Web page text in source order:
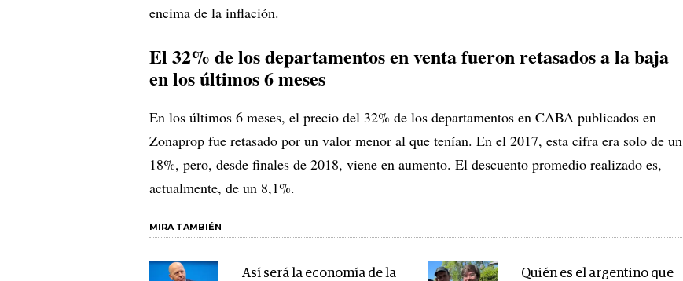
encima de la inflación.
El 32% de los departamentos en venta fueron retasados a la baja
en los últimos 6 meses
En los últimos 6 meses, el precio del 32% de los departamentos en CABA publicados en
Zonaprop fue retasado por un valor menor al que tenían. En el 2017, esta cifra era solo de un
18%, pero, desde finales de 2018, viene en aumento. El descuento promedio realizado es,
actualmente, de un 8,1%.
MIRA TAMBIÉN
Así será la economía de la
Quién es el argentino que